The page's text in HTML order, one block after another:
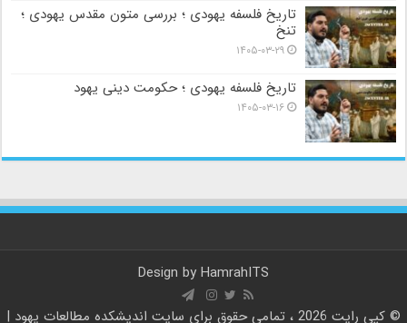
تاریخ فلسفه یهودی ؛ بررسی متون مقدس یهودی ؛
تنخ
۱۴۰۵-۰۳-۲۹
تاریخ فلسفه یهودی ؛ حکومت دینی یهود
۱۴۰۵-۰۳-۱۶
Design by HamrahITS
© کپی رایت 2026 ، تمامی حقوق برای سایت
اندیشکده مطالعات یهود |